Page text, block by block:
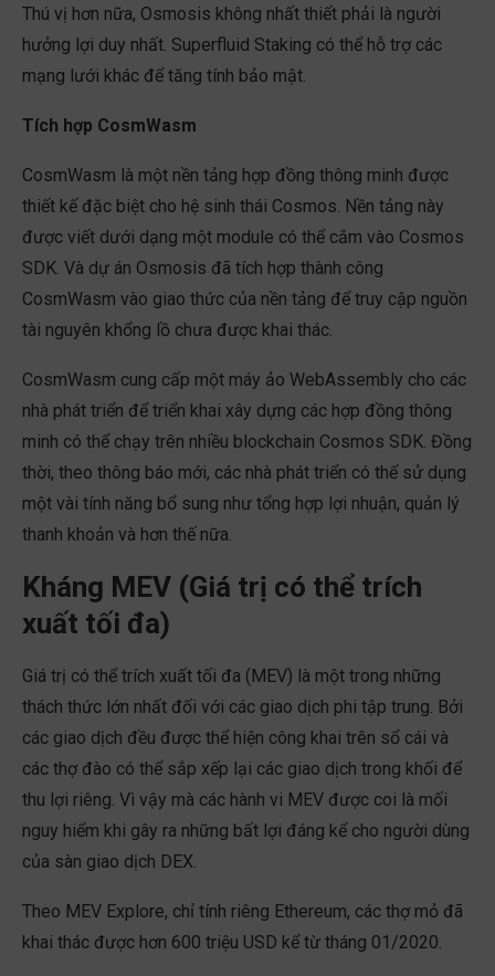
Thú vị hơn nữa, Osmosis không nhất thiết phải là người
hưởng lợi duy nhất. Superfluid Staking có thể hỗ trợ các
mạng lưới khác để tăng tính bảo mật.
Tích hợp CosmWasm
CosmWasm là một nền tảng hợp đồng thông minh được
thiết kế đặc biệt cho hệ sinh thái Cosmos. Nền tảng này
được viết dưới dạng một module có thể cắm vào Cosmos
SDK. Và dự án Osmosis đã tích hợp thành công
CosmWasm vào giao thức của nền tảng để truy cập nguồn
tài nguyên khổng lồ chưa được khai thác.
CosmWasm cung cấp một máy ảo WebAssembly cho các
nhà phát triển để triển khai xây dựng các hợp đồng thông
minh có thể chạy trên nhiều blockchain Cosmos SDK. Đồng
thời, theo thông báo mới, các nhà phát triển có thể sử dụng
một vài tính năng bổ sung như tổng hợp lợi nhuận, quản lý
thanh khoản và hơn thế nữa.
Kháng MEV (Giá trị có thể trích
xuất tối đa)
Giá trị có thể trích xuất tối đa (MEV) là một trong những
thách thức lớn nhất đối với các giao dịch phi tập trung. Bởi
các giao dịch đều được thể hiện công khai trên sổ cái và
các thợ đào có thể sắp xếp lại các giao dịch trong khối để
thu lợi riêng. Vì vậy mà các hành vi MEV được coi là mối
nguy hiểm khi gây ra những bất lợi đáng kể cho người dùng
của sàn giao dịch DEX.
Theo MEV Explore, chỉ tính riêng Ethereum, các thợ mỏ đã
khai thác được hơn 600 triệu USD kể từ tháng 01/2020.